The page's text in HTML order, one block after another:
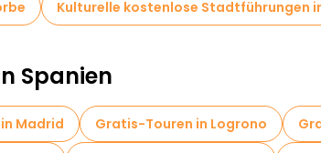
Kulturelle kostenlose Stadtführungen
Spanien
Madrid Gratis-Touren in Logrono